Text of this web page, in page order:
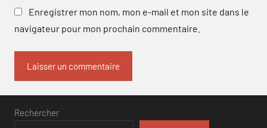
Enregistrer mon nom, mon e-mail et mon site dans le
navigateur pour mon prochain commentaire.
Rechercher